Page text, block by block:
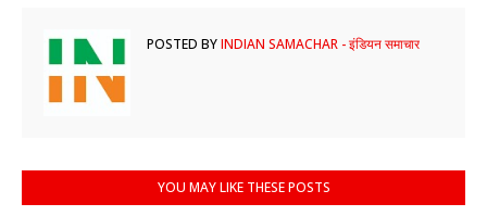
POSTED BYINDIAN SAMACHAR - इंडियन समाचार
YOU MAY LIKE THESE POSTS